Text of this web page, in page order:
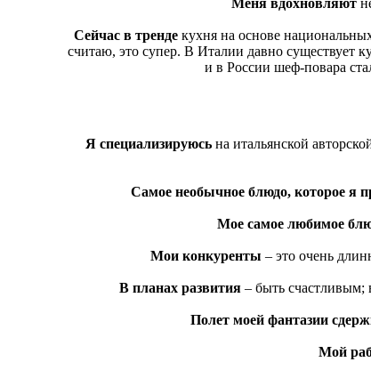
Меня вдохновляют
Сейчас в тренде кухня на основе
считаю, это супер. В Италии давно существует
и в России шеф-повара
Я специализируюсь на итальянской
Самое необычное блюдо, которое я
Мое самое любимое
Мои конкуренты ‒ это очень
В планах развития – быть счастливым;
Полет моей фантазии
Мой